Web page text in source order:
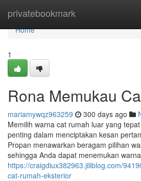
privatebookmark
Home
Home
1
Rona Memukau
mariamywqz963259 300 days ago
Memilih warna cat rumah luar yang
penting dalam menciptakan kesan
Propan menawarkan beragam pilihan
sehingga Anda dapat menemukan
https://craigdiux382963.jiliblog.com/
cat-rumah-eksterior